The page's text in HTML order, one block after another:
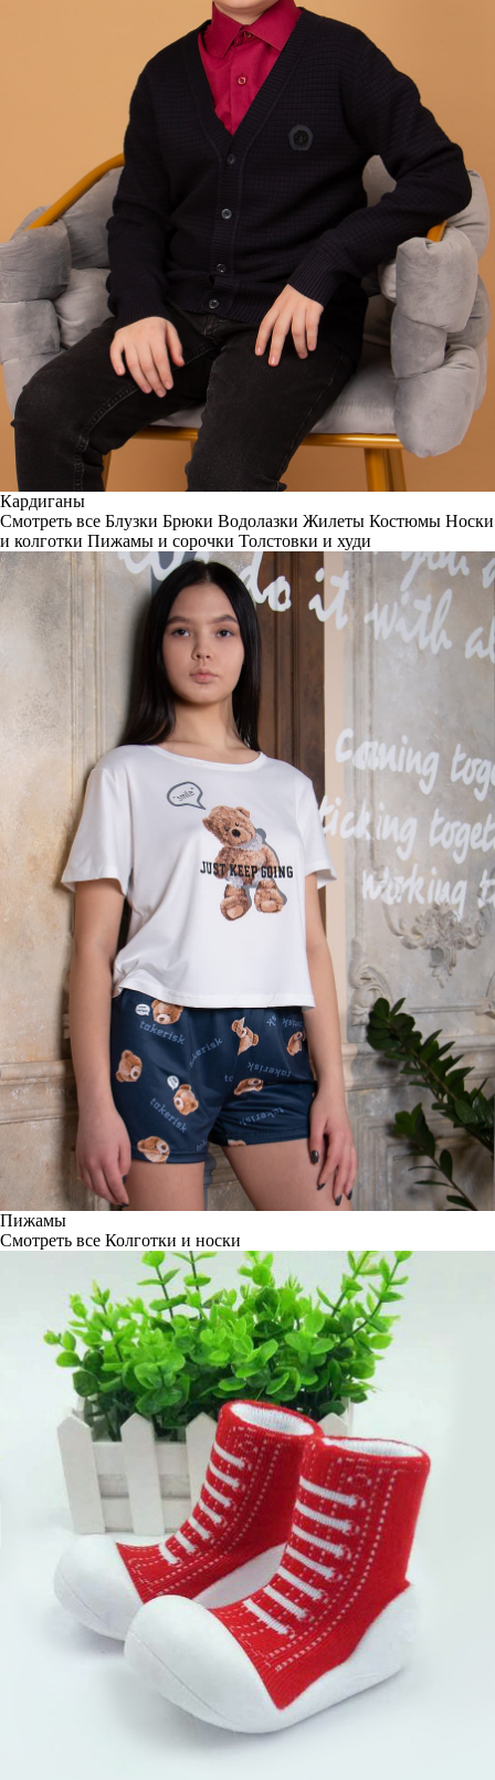
Кардиганы
Смотреть все Блузки Брюки Водолазки Жилеты Костюмы Носки
и колготки Пижамы и сорочки Толстовки и худи
Пижамы
Смотреть все Колготки и носки